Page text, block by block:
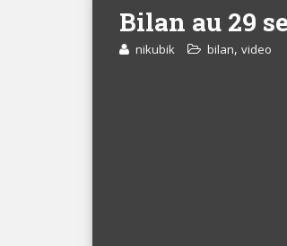
Bilan au 29
nikubik bilan, video